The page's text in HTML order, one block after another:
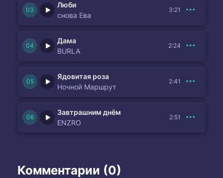
Люби
снова Ева
3:21
Дама
BURLA
2:24
Ядовитая роза
Ночной Маршрут
2:41
Завтрашним днём
ENZRO
2:51
Комментарии (0)